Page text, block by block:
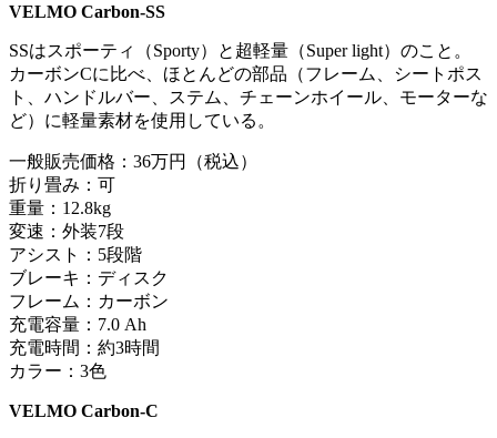
VELMO Carbon-SS
SSはスポーティ（Sporty）と超軽量（Super light）のこと。
カーボンCに比べ、ほとんどの部品（フレーム、シートポス
ト、ハンドルバー、ステム、チェーンホイール、モーターな
ど）に軽量素材を使用している。
一般販売価格：36万円（税込）
折り畳み：可
重量：12.8kg
変速：外装7段
アシスト：5段階
ブレーキ：ディスク
フレーム：カーボン
充電容量：7.0 Ah
充電時間：約3時間
カラー：3色
VELMO Carbon-C